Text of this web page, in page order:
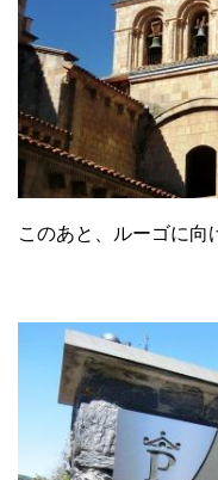
このあと、ルーゴに向